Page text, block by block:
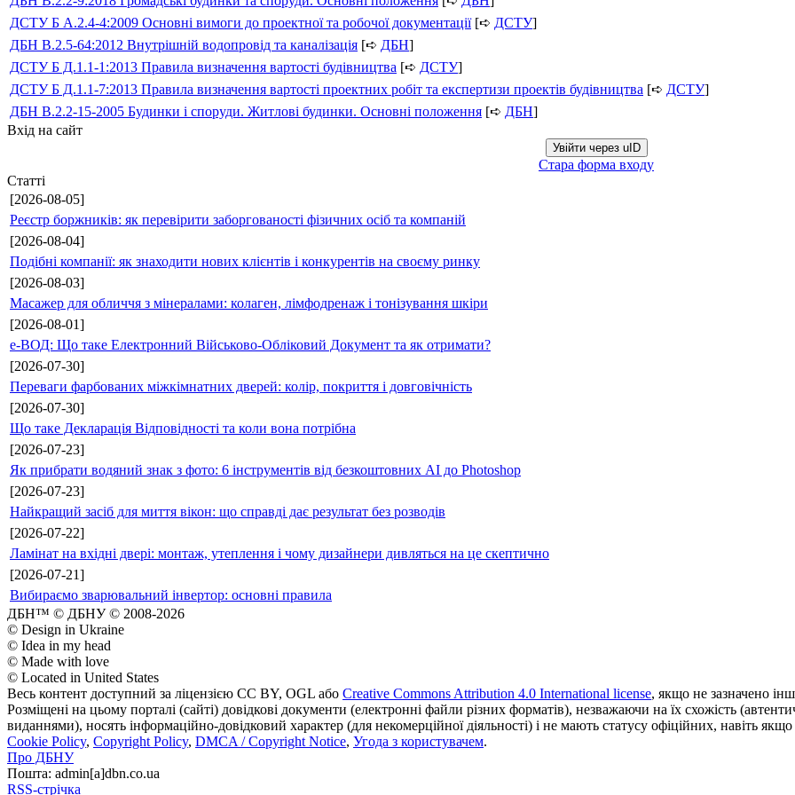
ДСТУ Б А.2.4-4:2009 Основні вимоги до проектної та робочої документації[➪ ДСТУ]
ДБН В.2.5-64:2012 Внутрішній водопровід та каналізація [➪ ДБН]
ДСТУ Б Д.1.1-1:2013 Правила визначення вартості будівництва [➪ ДСТУ]
ДСТУ Б Д.1.1-7:2013 Правила визначення вартості проектних робіт та експертизи проектів будівництва [➪ ДСТУ]
ДБН В.2.2-15-2005 Будинки і споруди. Житлові будинки. Основні положення [➪ ДБН]
Вхід на сайт
Увійти через uID
Стара форма входу
Статті
[2026-08-05]
Реєстр боржників: як перевірити заборгованості фізичних осіб та компаній
[2026-08-04]
Подібні компанії: як знаходити нових клієнтів і конкурентів на своєму ринку
[2026-08-03]
Масажер для обличчя з мінералами: колаген, лімфодренаж і тонізування шкіри
[2026-08-01]
е-ВОД: Що таке Електронний Військово-Обліковий Документ та як отримати?
[2026-07-30]
Переваги фарбованих міжкімнатних дверей: колір, покриття і довговічність
[2026-07-30]
Що таке Декларація Відповідності та коли вона потрібна
[2026-07-23]
Як прибрати водяний знак з фото: 6 інструментів від безкоштовних AI до Photoshop
[2026-07-23]
Найкращий засіб для миття вікон: що справді дає результат без розводів
[2026-07-22]
Ламінат на вхідні двері: монтаж, утеплення і чому дизайнери дивляться на це скептично
[2026-07-21]
Вибираємо зварювальний інвертор: основні правила
ДБН™ © ДБНУ © 2008-2026
© Design in Ukraine
© Idea in my head
© Made with love
© Located in United States
Весь контент доступний за ліцензією CC BY, OGL або Creative Commons Attribution 4.0 International license, якщо не зазначено
Розміщені на цьому порталі (сайті) довідкові документи (електронні файли різних форматів), незважаючи на їх схожість
виданнями), носять інформаційно-довідковий характер (для некомерційної діяльності) і не мають статусу офіційних, навіть якщо
Cookie Policy, Copyright Policy, DMCA / Copyright Notice, Угода з користувачем.
Про ДБНУ
Пошта: admin[а]dbn.co.ua
RSS-стрічка